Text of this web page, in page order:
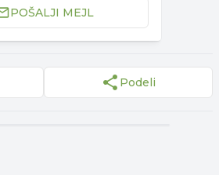
POŠALJI MEJL
Podeli